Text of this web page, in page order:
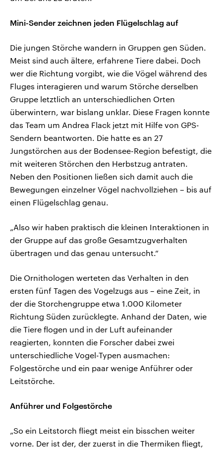
Mini-Sender zeichnen jeden Flügelschlag auf
Die jungen Störche wandern in Gruppen gen Süden.
Meist sind auch ältere, erfahrene Tiere dabei. Doch
wer die Richtung vorgibt, wie die Vögel während des
Fluges interagieren und warum Störche derselben
Gruppe letztlich an unterschiedlichen Orten
überwintern, war bislang unklar. Diese Fragen konnte
das Team um Andrea Flack jetzt mit Hilfe von GPS-
Sendern beantworten. Die hatte es an 27
Jungstörchen aus der Bodensee-Region befestigt, die
mit weiteren Störchen den Herbstzug antraten.
Neben den Positionen ließen sich damit auch die
Bewegungen einzelner Vögel nachvollziehen – bis auf
einen Flügelschlag genau.
„Also wir haben praktisch die kleinen Interaktionen in
der Gruppe auf das große Gesamtzugverhalten
übertragen und das genau untersucht.“
Die Ornithologen werteten das Verhalten in den
ersten fünf Tagen des Vogelzugs aus – eine Zeit, in
der die Storchengruppe etwa 1.000 Kilometer
Richtung Süden zurücklegte. Anhand der Daten, wie
die Tiere flogen und in der Luft aufeinander
reagierten, konnten die Forscher dabei zwei
unterschiedliche Vogel-Typen ausmachen:
Folgestörche und ein paar wenige Anführer oder
Leitstörche.
Anführer und Folgestörche
„So ein Leitstorch fliegt meist ein bisschen weiter
vorne. Der ist der, der zuerst in die Thermiken fliegt,